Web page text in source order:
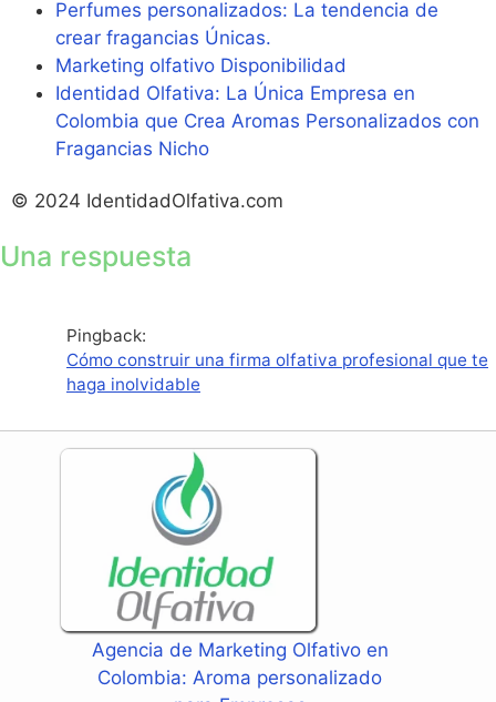
Perfumes personalizados: La tendencia de
crear fragancias Únicas.
Marketing olfativo Disponibilidad
Identidad Olfativa: La Única Empresa en
Colombia que Crea Aromas Personalizados con
Fragancias Nicho
© 2024 IdentidadOlfativa.com
Una respuesta
Pingback:
Cómo construir una firma olfativa profesional que te
haga inolvidable
Agencia de Marketing Olfativo en
Colombia: Aroma personalizado